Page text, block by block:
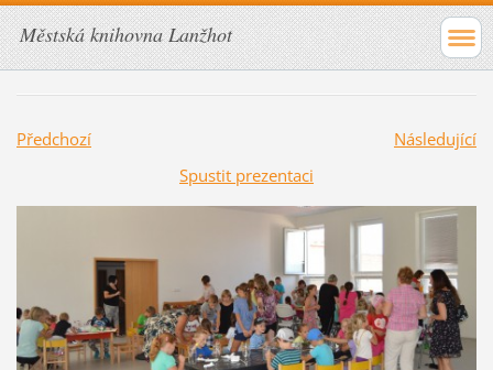
Městská knihovna Lanžhot
Předchozí
Následující
Spustit prezentaci